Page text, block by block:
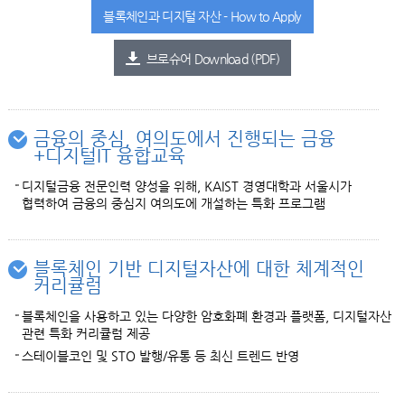
블록체인과 디지털 자산 - How to Apply
브로슈어 Download (PDF)
금융의 중심, 여의도에서 진행되는 금융
+디지털IT 융합교육
디지털금융 전문인력 양성을 위해, KAIST 경영대학과 서울시가
협력하여 금융의 중심지 여의도에 개설하는 특화 프로그램
블록체인 기반 디지털자산에 대한 체계적인
커리큘럼
블록체인을 사용하고 있는 다양한 암호화폐 환경과 플랫폼, 디지털자산
관련 특화 커리큘럼 제공
스테이블코인 및 STO 발행/유통 등 최신 트렌드 반영